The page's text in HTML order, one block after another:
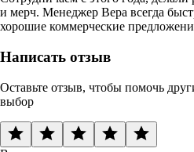
и мерч. Менеджер Вера всегда
хорошие коммерческие
Написать отзыв
Оставьте отзыв, чтобы помочь
выбор